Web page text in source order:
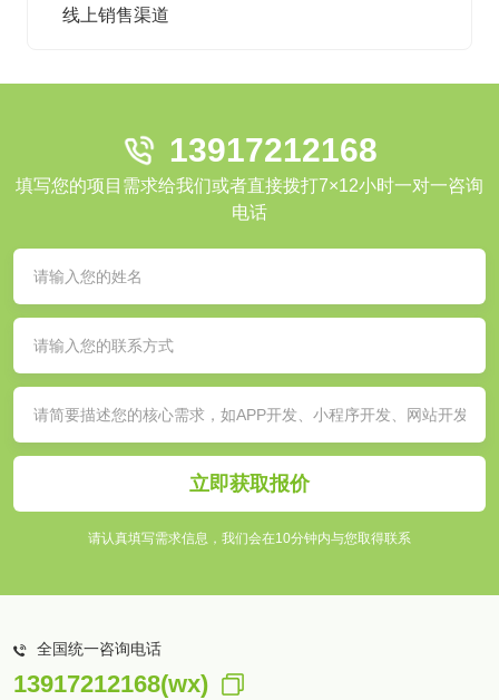
线上销售渠道
填写您的项目需求给我们或者直接拨打7×12小时一对一咨询
电话
13917212168
立即获取报价
请认真填写需求信息，我们会在10分钟内与您取得联系
全国统一咨询电话
13917212168(wx)